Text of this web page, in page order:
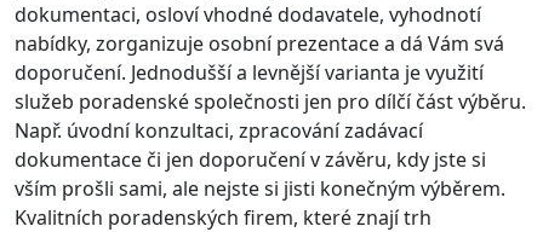
dokumentaci, osloví vhodné dodavatele, vyhodnotí
nabídky, zorganizuje osobní prezentace a dá Vám svá
doporučení. Jednodušší a levnější varianta je využití
služeb poradenské společnosti jen pro dílčí část výběru.
Např. úvodní konzultaci, zpracování zadávací
dokumentace či jen doporučení v závěru, kdy jste si
vším prošli sami, ale nejste si jisti konečným výběrem.
Kvalitních poradenských firem, které znají trh